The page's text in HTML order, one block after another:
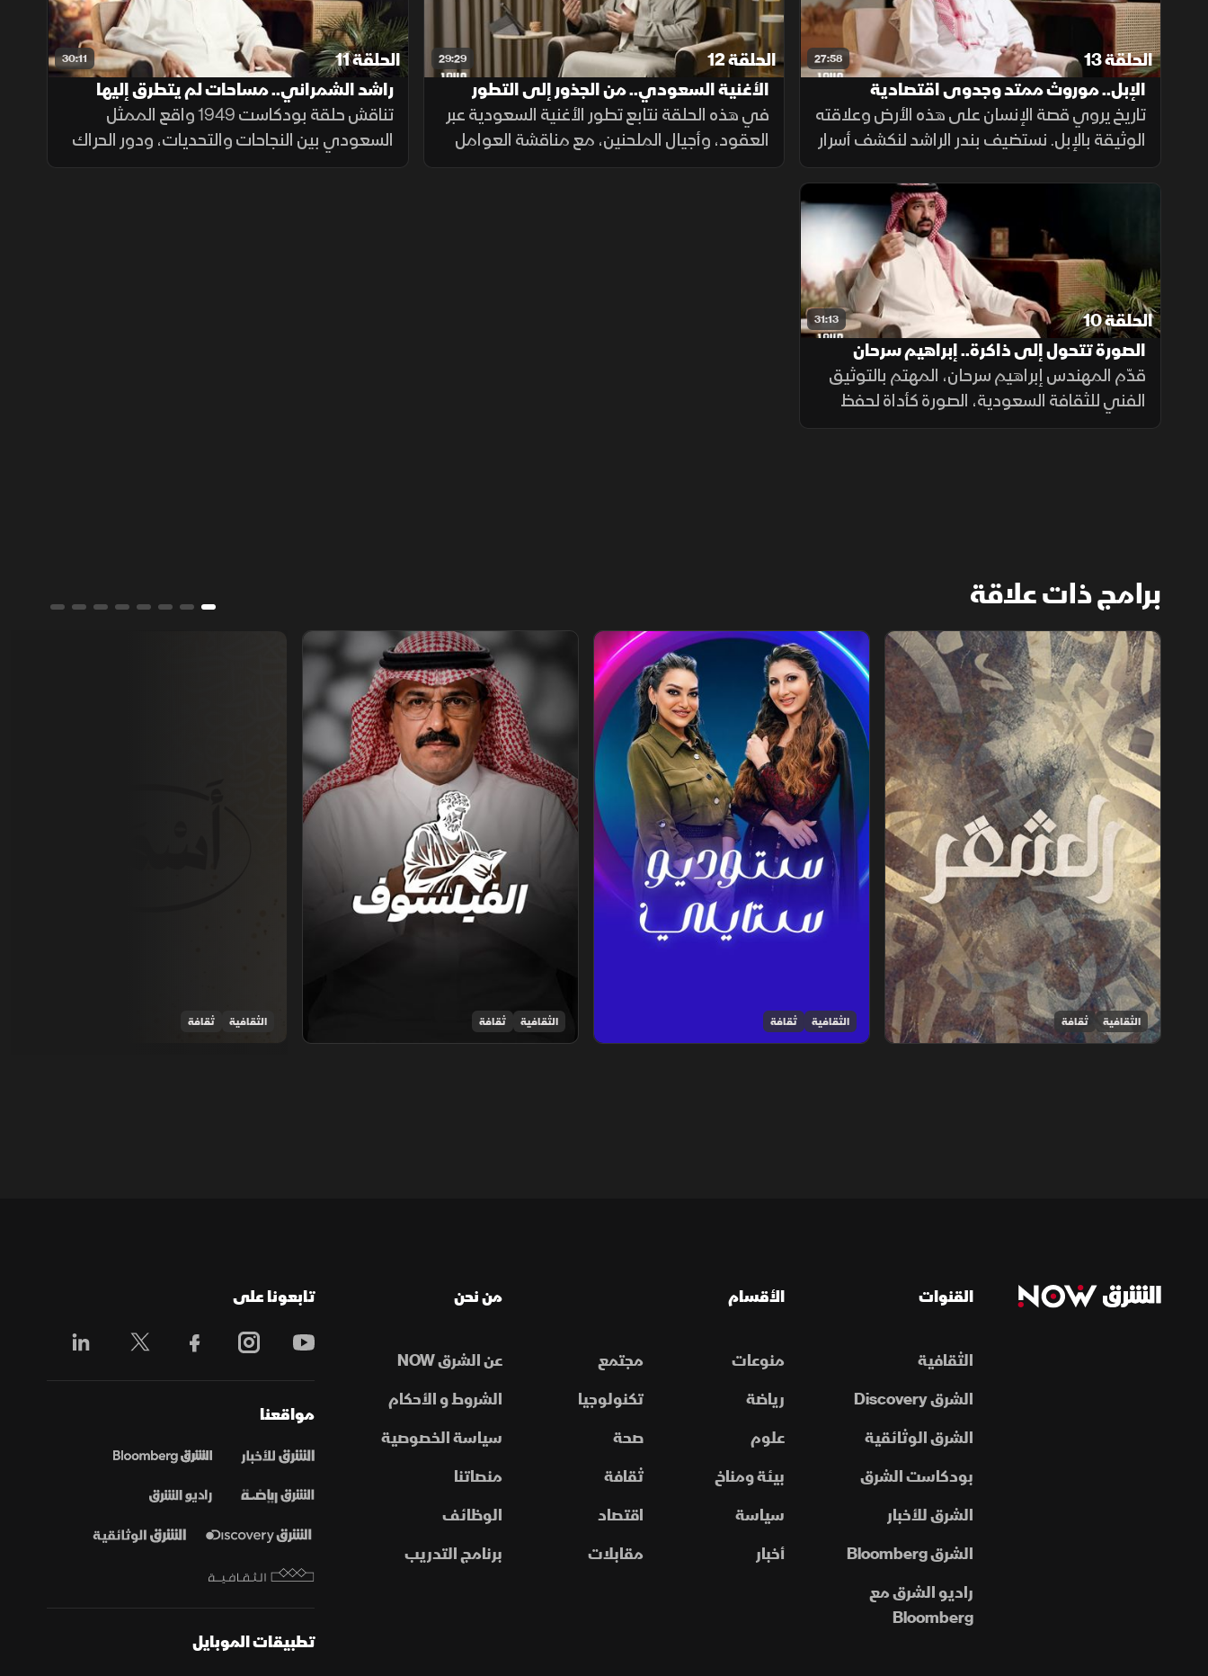
27:58
الحلقة 13
الإبل.. موروث ممتد وجدوى اقتصادية
تاريخ يروي قصة الإنسان على هذه الأرض وعلاقته
الوثيقة بالإبل. نستضيف بندر الراشد لنكشف أسرار
سلالاتها المتنوعة، وحضورها في أمثالنا الشعبية،
وقيمتها الاقتصادية من حليب ولحوم؛ فالإبل كلها
29:29
الحلقة 12
الأغنية السعودي.. من الجذور إلى التطور
في هذه الحلقة نتابع تطور الأغنية السعودية عبر
العقود، وأجيال الملحنين، مع مناقشة العوامل
الاجتماعية والثقافية والاقتصادية المؤثرة، ودور
30:11
الحلقة 11
راشد الشمراني.. مساحات لم يتطرق إليها
الفن
تناقش حلقة بودكاست 1949 واقع الممثل
السعودي بين النجاحات والتحديات، ودور الحراك
الثقافي والفني في المملكة في تعزيز ثقافة
31:13
الحلقة 10
الصورة تتحول إلى ذاكرة.. إبراهيم سرحان
يوثق الثقافة السعودية
قدّم المهندس إبراهيم سرحان، المهتم بالتوثيق
الفني للثقافة السعودية، الصورة كأداة لحفظ
الذاكرة وكشف ملامح الثقافة والمشترك
برامج ذات علاقة
الشقر
الثقافية ثقافة
ستوديو ستايلي
الثقافية ثقافة
الفيلسوف
الثقافية ثقافة الثقافية ثقافة
القنوات
الثقافية
الشرق Discovery
الشرق الوثائقية
بودكاست الشرق
الشرق للأخبار
الشرق Bloomberg
راديو الشرق مع
Bloomberg
الأقسام
منوعات
مجتمع
رياضة
تكنولوجيا
علوم
صحة
بيئة ومناخ
ثقافة
سياسة
اقتصاد
أخبار
مقابلات
من نحن
عن الشرق NOW
الشروط و الأحكام
سياسة الخصوصية
منصاتنا
الوظائف
برنامج التدريب
تابعونا على
مواقعنا
تطبيقات الموبايل